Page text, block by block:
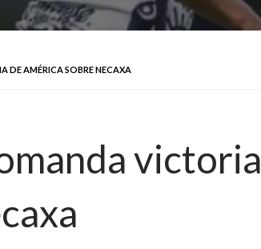
AMÉRICA SOBRE NECAXA
victoria